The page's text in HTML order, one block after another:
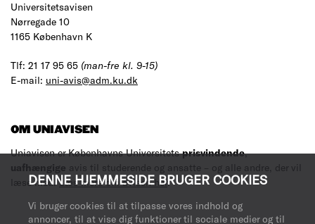
DENNE HJEMMESIDE BRUGER COOKIES
Vi bruger cookies til at tilpasse vores indhold og
annoncer, til at vise dig funktioner til sociale medier og til
Universitetsavisen
Nørregade 10
1165 København K
Tlf: 21 17 95 65 (man-fre kl. 9-15)
E-mail: uni-avis@adm.ku.dk
OM UNIAVISEN
Uniavisen er Københavns Universitetsprisvindende,
uafhængige avis til studerende og ansatte – og alle andre, der vil
læse med.Læs mere om avisen her.